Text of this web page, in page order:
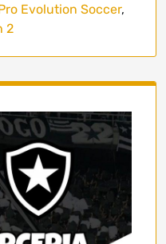
Evolution Soccer,
2